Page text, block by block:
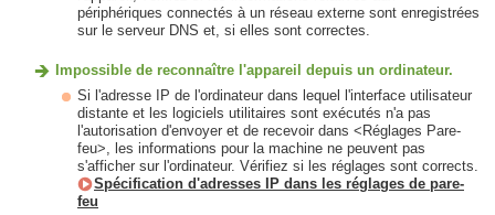
périphériques connectés à un réseau externe sont enregistrées
sur le serveur DNS et, si elles sont correctes.
Impossible de reconnaître l'appareil depuis un ordinateur.
Si l'adresse IP de l'ordinateur dans lequel l'interface utilisateur
distante et les logiciels utilitaires sont exécutés n'a pas
l'autorisation d'envoyer et de recevoir dans <Réglages Pare-
feu>, les informations pour la machine ne peuvent pas
s'afficher sur l'ordinateur. Vérifiez si les réglages sont corrects.
Spécification d'adresses IP dans les réglages de pare-
feu